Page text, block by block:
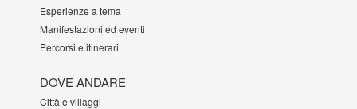
Esperienze a tema
Manifestazioni ed eventi
Percorsi e itinerari
DOVE ANDARE
Città e villaggi